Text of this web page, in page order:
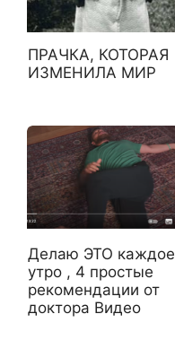
ПРАЧКА, КОТОРАЯ
ИЗМЕНИЛА МИР
Делаю ЭТО каждое
утро , 4 простые
рекомендации от
доктора Видео